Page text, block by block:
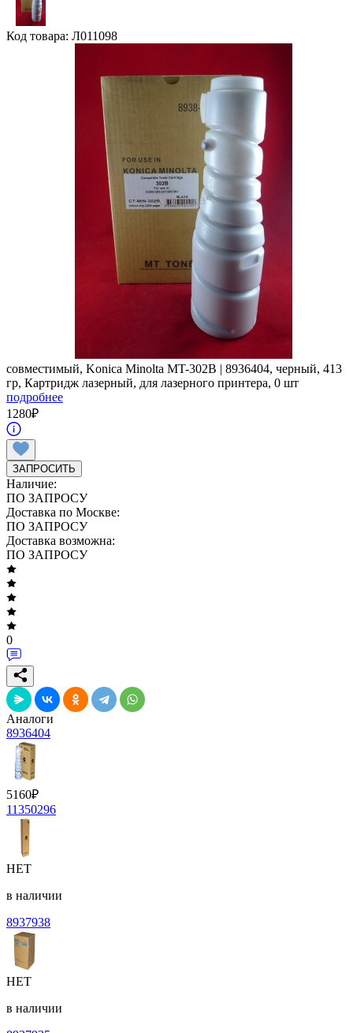
Код товара: Л011098
совместимый, Konica Minolta MT-302B | 8936404, черный, 413
гр, Картридж лазерный, для лазерного принтера, 0 шт
подробнее
1280₽
ЗАПРОСИТЬ
Наличие:
ПО ЗАПРОСУ
Доставка по Москве:
ПО ЗАПРОСУ
Доставка возможна:
ПО ЗАПРОСУ
0
Аналоги
8936404
5160₽
11350296
НЕТ
в наличии
8937938
НЕТ
в наличии